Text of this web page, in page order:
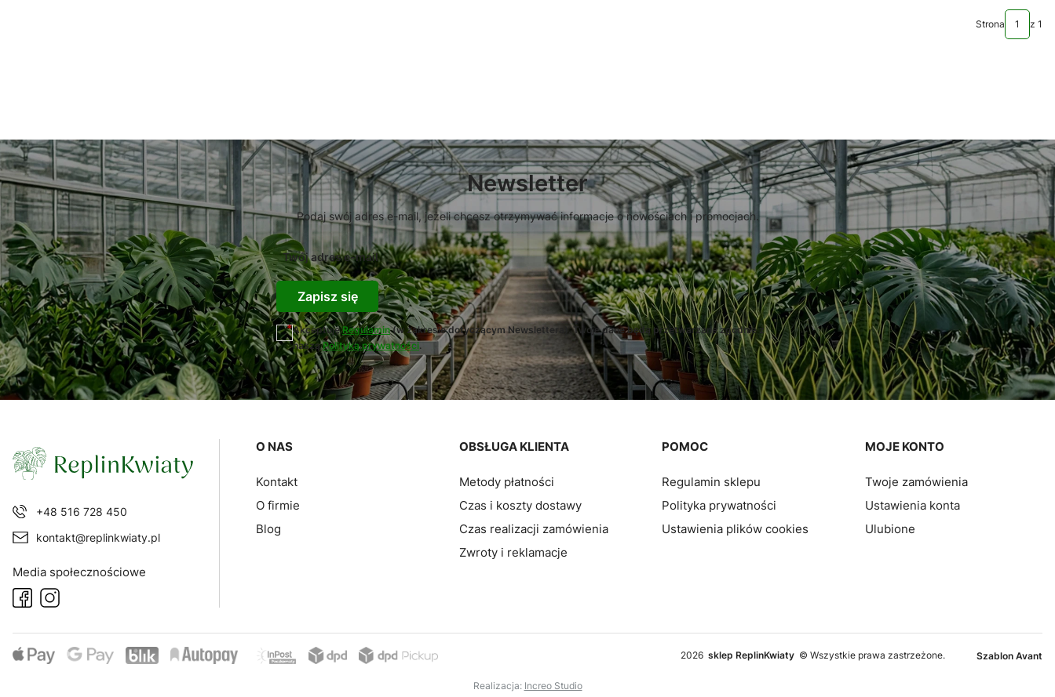
Strona z 1
Newsletter
Podaj swój adres e-mail, jeżeli chcesz otrzymywać informacje o nowościach i promocjach.
Twój adres e-mail
Zapisz się
AkceptujęRegulamin(w zakresie dotyczącym Newslettera). Twoje dane będą przetwarzane zgodnie z
nasząPolityką prywatności.
+48 516 728 450
kontakt@replinkwiaty.pl
Media społecznościowe
Linki w stopce
O NAS
Kontakt
O firmie
Blog
OBSŁUGA KLIENTA
Metody płatności
Czas i koszty dostawy
Czas realizacji zamówienia
Zwroty i reklamacje
POMOC
Regulamin sklepu
Polityka prywatności
Ustawienia plików cookies
MOJE KONTO
Twoje zamówienia
Ustawienia konta
Ulubione
2026 sklep ReplinKwiaty © Wszystkie prawa zastrzeżone. Szablon Avant
Realizacja: Increo Studio